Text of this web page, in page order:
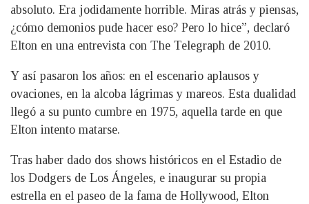
absoluto. Era jodidamente horrible. Miras atrás y piensas,
¿cómo demonios pude hacer eso? Pero lo hice”, declaró
Elton en una entrevista con The Telegraph de 2010.
Y así pasaron los años: en el escenario aplausos y
ovaciones, en la alcoba lágrimas y mareos. Esta dualidad
llegó a su punto cumbre en 1975, aquella tarde en que
Elton intento matarse.
Tras haber dado dos shows históricos en el Estadio de
los Dodgers de Los Ángeles, e inaugurar su propia
estrella en el paseo de la fama de Hollywood, Elton